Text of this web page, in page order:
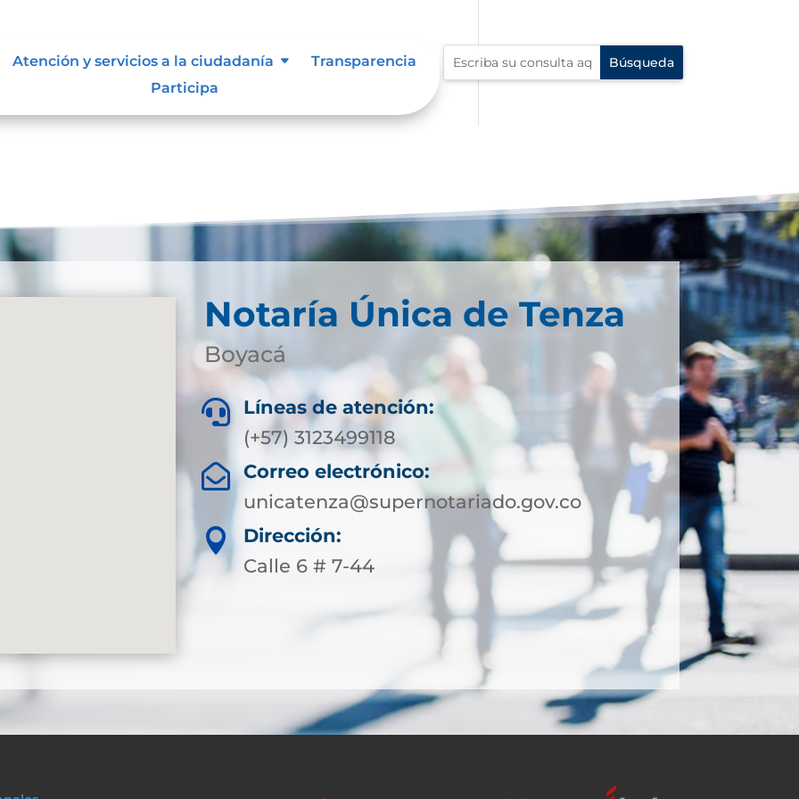
Atención y servicios a la ciudadanía
Transparencia
Participa
Notaría Única de Tenza
Boyacá

Líneas de atención:
(+57) 3123499118
 Correo electrónico:
unicatenza@supernotariado.gov.co

Dirección:
Calle 6 # 7-44